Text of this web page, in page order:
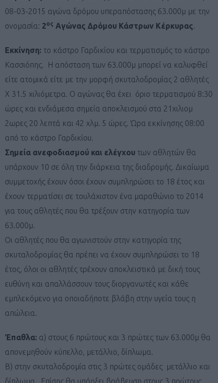
08-03-2015 αγώνα δρόμου υπεραπόστασης 63.000μ με την
ονομασία: 2ος Aγώνας Δρόμου Κάστρων Κέρκυρας.
Εκκίνηση: το κάστρο Γαρδικίου και τερματισμός το κάστρο
Κασσιόπης. Η απόσταση των 63.000μ μπορεί να καλυφθεί
είτε ατομικά είτε με την μορφή σκυταλοδρομίας 2 αθλητές
Χ 31.5 χιλιόμετρα. Ο αγώνας θα έχει όριο τερματισμού 8:30
ώρες και ενδιάμεσα σημεία αποκλεισμού στα 21χιλιομ
2ωρες 20 λεπτά και 42 χλμ. 5 ώρες. Ώρα εκκίνησης 08:00
από το κάστρο Γαρδικίου.
Σημεία ανεφοδιασμού και ελέγχου των αθλητών θα
υπάρχουν 10 σε όλη την διάρκεια της διαδρομής. Δικαίωμα
συμμετοχής έχουν όσοι έχουν συμπληρώσει το 18 έτος και
έχουν τερματίσει σε τουλάχιστον ένα μαραθώνιο το 2014
για τους αθλητές που θα τρέξουν στην κατηγορία των
63.000μ.
Οι αθλητές που θα αγωνιστούν στην κατηγορία της
σκυταλοδρομίας θα πρέπει να έχουν συμπληρώσει το 18
έτος, όλοι οι αθλητές τρέχουν αποκλειστικά με δική τους
ευθύνη και απαλλάσσουν τους διοργανωτές και κάθε
εμπλεκόμενο για οποιαδήποτε βλάβη στην υγεία τους η
απώλεια.
Έπαθλα: α) στους 6 πρώτους και 3 πρώτες των 63.000μ θα
απονεμηθούν κύπελλο, μετάλλιο, δίπλωμα.
Β) στην σκυταλοδρομία στις 3 πρώτες ομάδες μετάλλιο και
δίπλωμα. Επίσης θα υπάρξει βράβευση στους 3 πρώτους